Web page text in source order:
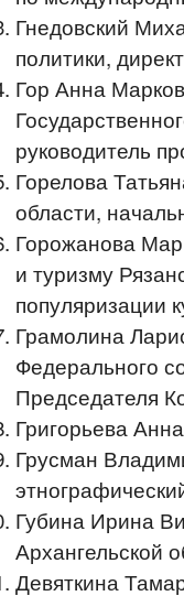
Гнедовский
политики,
Гор Анна
руководитель
Горелова
области,
Горожанова
и туризму
популяризации
Грамолина
Федерального
Председателя
Григорьева
Грусман
Губина Ирина
Архангельской
Девяткина